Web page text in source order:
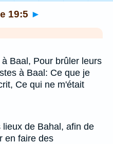
19:5 ►
Baal, Pour brûler leurs
à Baal: Ce que je
Ce qui ne m'était
de Bahal, afin de
en faire des